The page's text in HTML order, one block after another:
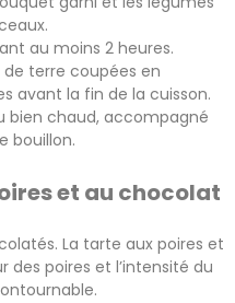
au moins 2 heures.
terre coupées en
avant la fin de la cuisson.
bien chaud, accompagné
bouillon.
et au chocolat
La tarte aux poires et
poires et l’intensité du